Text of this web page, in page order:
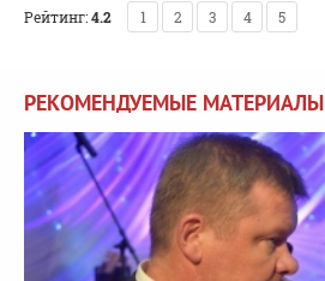
Рейтинг:4.2 1 2 3 4 5
РЕКОМЕНДУЕМЫЕ МАТЕРИАЛЫ